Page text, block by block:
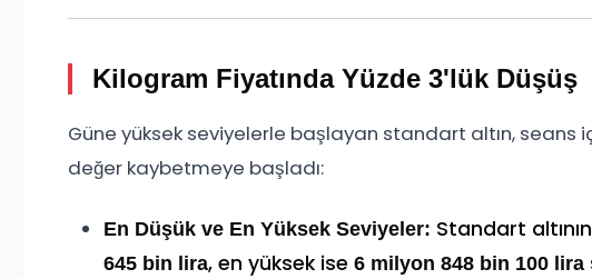
Kilogram Fiyatında Yüzde 3'lük Düşüş
Güne yüksek seviyelerle başlayan standart altın, seans
değer kaybetmeye başladı:
En Düşük ve En Yüksek Seviyeler: Standart
645 bin lira, en yüksek ise 6 milyon 848 bin 100 lira